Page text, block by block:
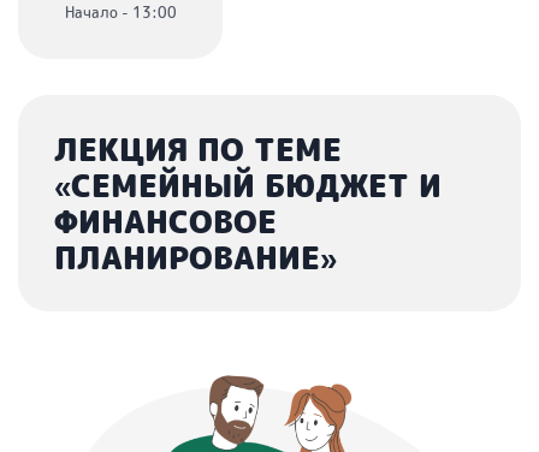
Начало - 13:00
ЛЕКЦИЯ ПО ТЕМЕ
«СЕМЕЙНЫЙ БЮДЖЕТ И
ФИНАНСОВОЕ
ПЛАНИРОВАНИЕ»